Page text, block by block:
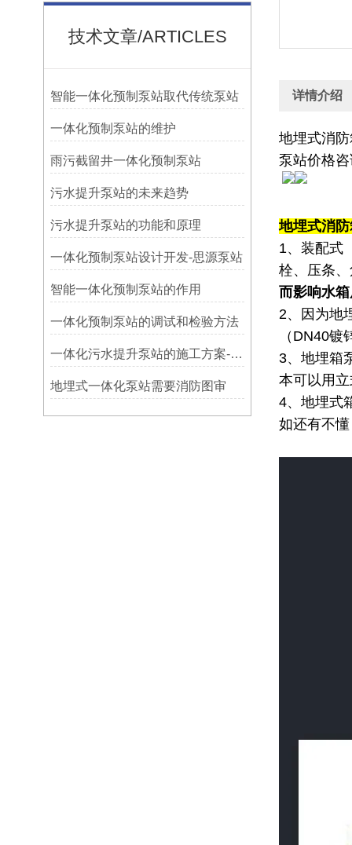
技术文章/ARTICLES
智能一体化预制泵站取代传统泵站
一体化预制泵站的维护
雨污截留井一体化预制泵站
污水提升泵站的未来趋势
污水提升泵站的功能和原理
一体化预制泵站设计开发-思源泵站
智能一体化预制泵站的作用
​一体化预制泵站的调试和检验方法
一体化污水提升泵站的施工方案-思源
地埋式一体化泵站需要消防图审
详情介绍
地埋式消
泵站价格
地埋式消
1、装配式
栓、压条
而影响水
2、因为地
（DN40
3、地埋箱
本可以用
4、地埋式
如还有不